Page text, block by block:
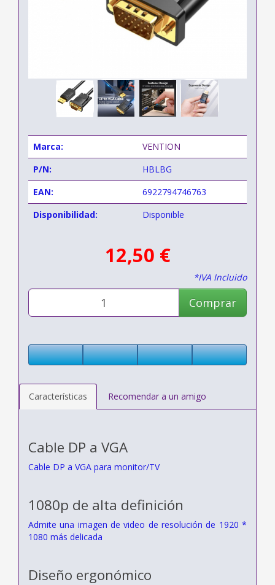
Marca:
VENTION
P/N:
HBLBG
EAN:
6922794746763
Disponibilidad:
Disponible
12,50 €
*IVA Incluido
Comprar
Características Recomendar a un amigo
Cable DP a VGA
Cable DP a VGA para monitor/TV
1080p de alta definición
Admite una imagen de video de resolución de 1920 *
1080 más delicada
Diseño ergonómico